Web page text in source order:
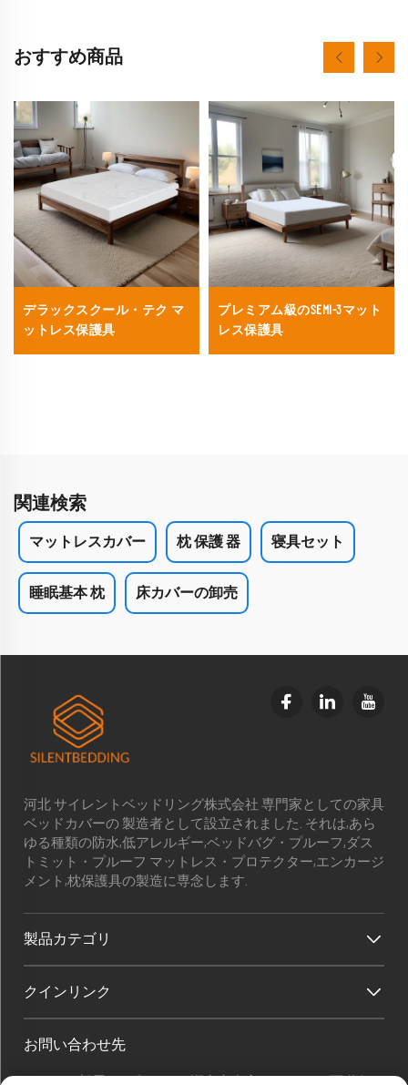
おすすめ商品
デラックスクール・テク マ
ットレス保護具
プレミアム級のSEMI-3マット
レス保護具
関連検索
マットレスカバー 枕 保護 器 寝具セット
睡眠基本 枕 床カバーの卸売
河北 サイレントベッドリング株式会社 専門家としての家具
ベッドカバーの 製造者として設立されました. それは,あら
ゆる種類の防水,低アレルギー,ベッドバグ・プルーフ,ダス
トミット・プルーフ マットレス・プロテクター,エンカージ
メント,枕保護具の製造に専念します.
製品カテゴリ
クインリンク
お問い合わせ先